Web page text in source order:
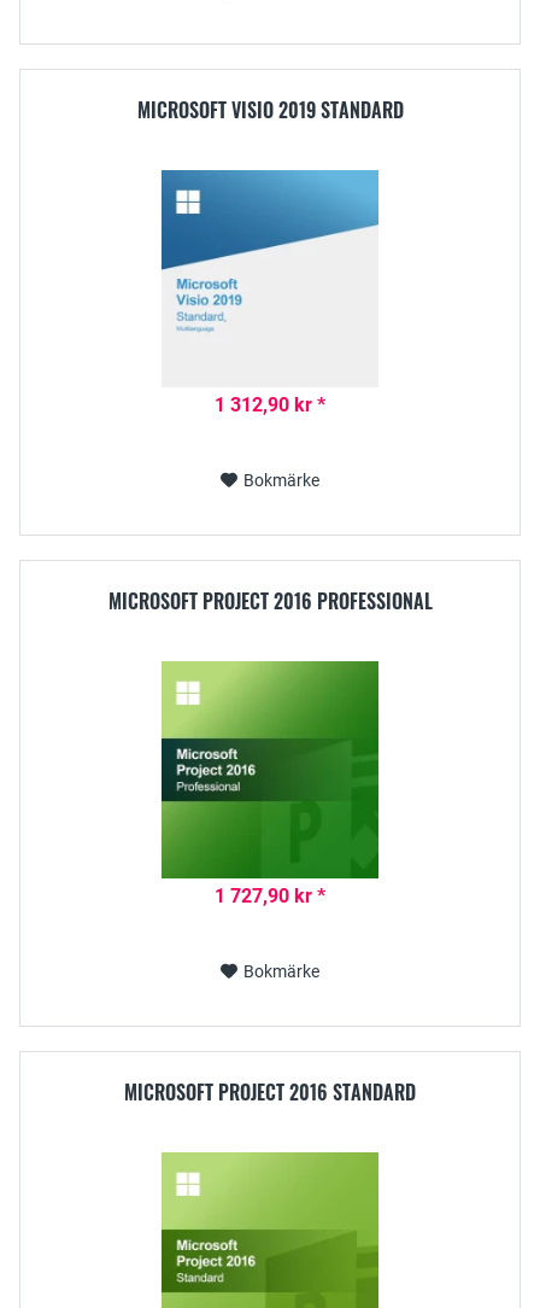
MICROSOFT VISIO 2019 STANDARD
1 312,90 kr *
Bokmärke
MICROSOFT PROJECT 2016 PROFESSIONAL
1 727,90 kr *
Bokmärke
MICROSOFT PROJECT 2016 STANDARD